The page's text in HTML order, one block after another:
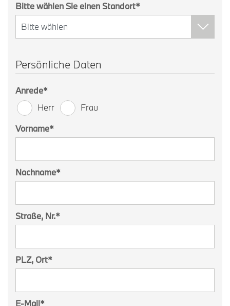
Bitte wählen Sie einen Standort*
Persönliche Daten
Anrede*
Herr
Frau
Vorname*
Nachname*
Straße, Nr.*
PLZ, Ort*
E-Mail*